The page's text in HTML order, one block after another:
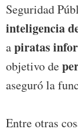
Seguridad
inteligencia
apiratas
objetivo de
aseguró la
Entre otras